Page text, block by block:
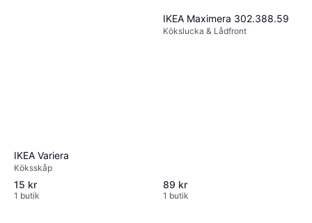
IKEA Variera
Köksskåp
15 kr
1 butik
IKEA Maximera 302.388.59
Kökslucka & Lådfront
89 kr
1 butik